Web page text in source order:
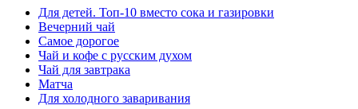
Для детей. Топ-10 вместо сока и газировки
Вечерний чай
Самое дорогое
Чай и кофе с русским духом
Чай для завтрака
Матча
Для холодного заваривания